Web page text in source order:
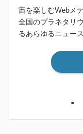
宙を楽しむWebメ
全国のプラネタリ
るあらゆるニュー